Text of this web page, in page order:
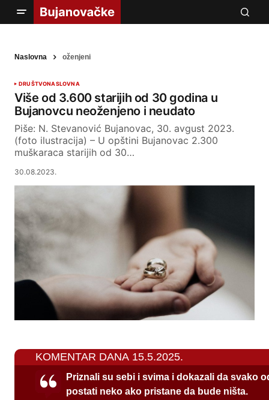
Naslovna oženjeni
DRUŠTVONASLOVNA
Više od 3.600 starijih od 30 godina u
Bujanovcu neoženjeno i neudato
Piše: N. Stevanović Bujanovac, 30. avgust 2023.
(foto ilustracija) – U opštini Bujanovac 2.300
muškaraca starijih od 30…
30.08.2023.
KOMENTAR DANA 15.5.2025.
Priznali su sebi i svima i dokazali da svako
postati neko ako pristane da bude ništa.